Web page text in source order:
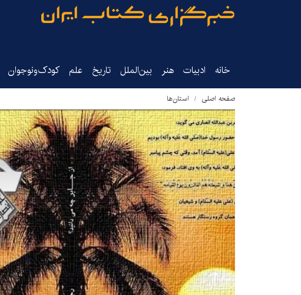
خانه ادبیات هنر بین‌الملل تاریخ‌ علم کودک‌ونوجوان
صفحه اصلی استان‌ها